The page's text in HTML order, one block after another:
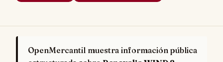
OpenMercantil muestra información pública